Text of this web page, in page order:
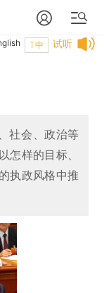
试听
T中
社会、政治等
怎样的目标、
执政风格中推